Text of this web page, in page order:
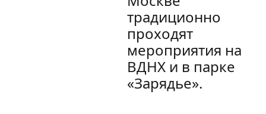
традиционно
проходят
мероприятия на
ВДНХ и в парке
«Зарядье».